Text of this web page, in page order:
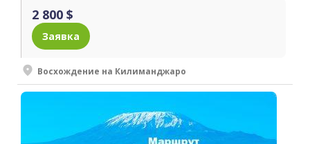
2 800 $
Заявка
Восхождение на Килиманджаро